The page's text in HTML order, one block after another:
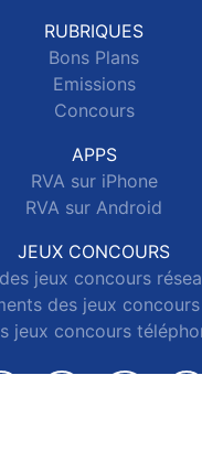
RUBRIQUES
Bons Plans
Emissions
Concours
APPS
RVA sur iPhone
RVA sur Android
JEUX CONCOURS
jeux concours
des jeux concours
jeux concours